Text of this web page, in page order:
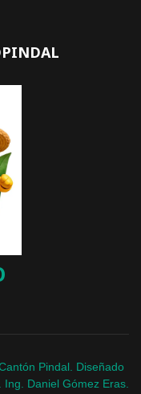
Pindal. Diseñado
Daniel Gómez Eras.